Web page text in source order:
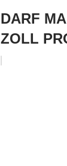
DARF
ZOLL